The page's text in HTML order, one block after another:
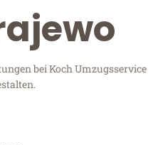
bei Koch Umzugsservice